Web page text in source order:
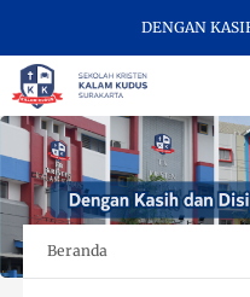
DENGAN KASIH
Beranda